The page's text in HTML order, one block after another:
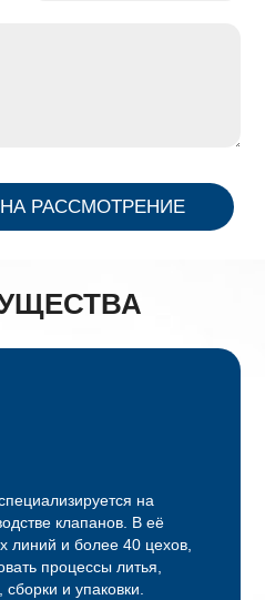
РАССМОТРЕНИЕ
на
клапанов. В её
линий и более 40 цехов,
процессы литья,
и упаковки.